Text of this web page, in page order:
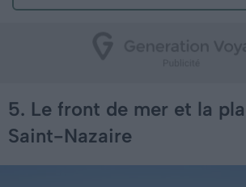
5. Le front de mer et la
Saint-Nazaire